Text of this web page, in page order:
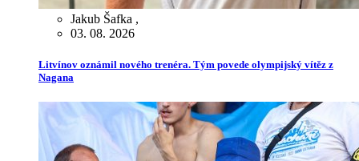
Jakub Šafka ,
03. 08. 2026
Litvínov oznámil nového trenéra. Tým povede olympijský vítěz z
Nagana